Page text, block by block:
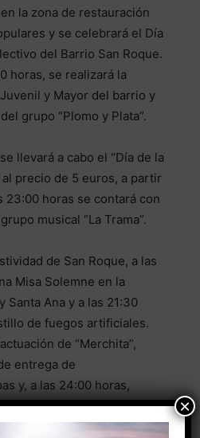
la zona de restauración
y se celebrará el Día
del Barrio San Roque.
horas, se realizará la
y Mayor del barrio y
grupo “Plomo y Plata”.
llevará a cabo el “Día de la
precio de 5 euros, a partir
23:00 horas se contará con
musical “La Trama”.
de San Roque, a las
Misa Solemne en la
Santa Ana y a las 21:30
de fuegos artificiales.
de “Merchita”,
entrega de
y, a las 24:00 horas,
cantante torrevejense
×